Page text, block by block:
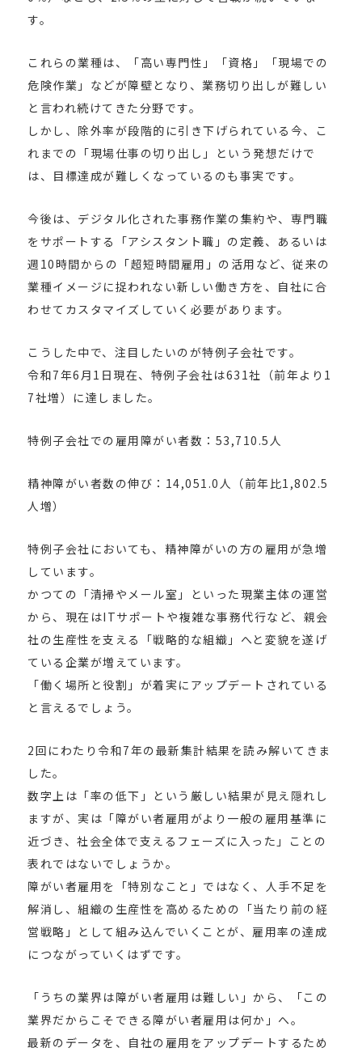
す。
これらの業種は、「高い専門性」「資格」「現場での
危険作業」などが障壁となり、業務切り出しが難しい
と言われ続けてきた分野です。
しかし、除外率が段階的に引き下げられている今、こ
れまでの「現場仕事の切り出し」という発想だけで
は、目標達成が難しくなっているのも事実です。
今後は、デジタル化された事務作業の集約や、専門職
をサポートする「アシスタント職」の定義、あるいは
週10時間からの「超短時間雇用」の活用など、従来の
業種イメージに捉われない新しい働き方を、自社に合
わせてカスタマイズしていく必要があります。
こうした中で、注目したいのが特例子会社です。
令和7年6月1日現在、特例子会社は631社（前年より1
7社増）に達しました。
特例子会社での雇用障がい者数：53,710.5人
精神障がい者数の伸び：14,051.0人（前年比1,802.5
人増）
特例子会社においても、精神障がいの方の雇用が急増
しています。
かつての「清掃やメール室」といった現業主体の運営
から、現在はITサポートや複雑な事務代行など、親会
社の生産性を支える「戦略的な組織」へと変貌を遂げ
ている企業が増えています。
「働く場所と役割」が着実にアップデートされている
と言えるでしょう。
2回にわたり令和7年の最新集計結果を読み解いてきま
した。
数字上は「率の低下」という厳しい結果が見え隠れし
ますが、実は「障がい者雇用がより一般の雇用基準に
近づき、社会全体で支えるフェーズに入った」ことの
表れではないでしょうか。
障がい者雇用を「特別なこと」ではなく、人手不足を
解消し、組織の生産性を高めるための「当たり前の経
営戦略」として組み込んでいくことが、雇用率の達成
につながっていくはずです。
「うちの業界は障がい者雇用は難しい」から、「この
業界だからこそできる障がい者雇用は何か」へ。
最新のデータを、自社の雇用をアップデートするため